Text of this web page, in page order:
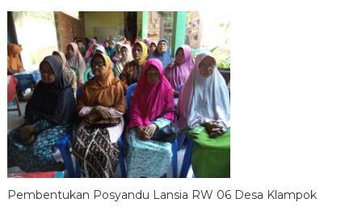
Pembentukan Posyandu Lansia RW 06 Desa Klampok